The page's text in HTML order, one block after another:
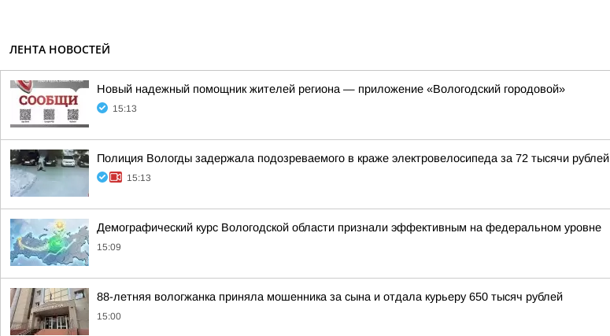
ЛЕНТА НОВОСТЕЙ
Новый надежный помощник жителей региона — приложение «Вологодский городовой»
15:13
Полиция Вологды задержала подозреваемого в краже электровелосипеда за 72 тысячи рублей
15:13
Демографический курс Вологодской области признали эффективным на федеральном уровне
15:09
88-летняя вологжанка приняла мошенника за сына и отдала курьеру 650 тысяч рублей
15:00